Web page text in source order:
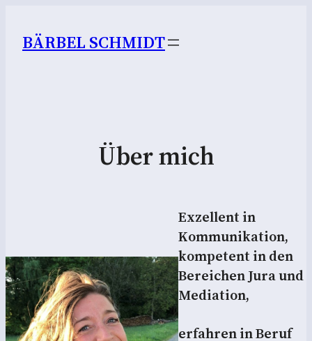
BÄRBEL SCHMIDT
Über mich
Exzellent in
Kommunikation,
kompetent in den
Bereichen Jura und
Mediation,
erfahren in Beruf